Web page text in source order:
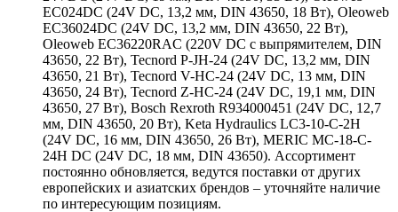
EC024DC (24V DC, 13,2 мм, DIN 43650, 18 Вт), Oleoweb
EC36024DC (24V DC, 13,2 мм, DIN 43650, 22 Вт),
Oleoweb EC36220RAC (220V DC с выпрямителем, DIN
43650, 22 Вт), Tecnord P-JH-24 (24V DC, 13,2 мм, DIN
43650, 21 Вт), Tecnord V-HC-24 (24V DC, 13 мм, DIN
43650, 24 Вт), Tecnord Z-HC-24 (24V DC, 19,1 мм, DIN
43650, 27 Вт), Bosch Rexroth R934000451 (24V DC, 12,7
мм, DIN 43650, 20 Вт), Keta Hydraulics LC3-10-C-2H
(24V DC, 16 мм, DIN 43650, 26 Вт), MERIC MC-18-C-
24H DC (24V DC, 18 мм, DIN 43650). Ассортимент
постоянно обновляется, ведутся поставки от других
европейских и азиатских брендов – уточняйте наличие
по интересующим позициям.